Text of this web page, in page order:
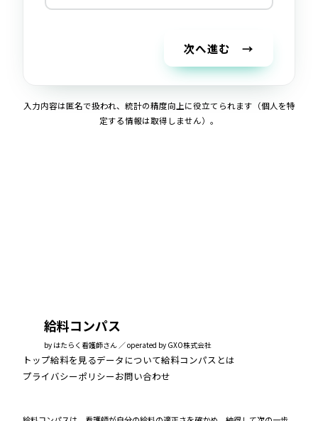
次へ進む →
入力内容は匿名で扱われ、統計の精度向上に役立てられます（個人を特
定する情報は取得しません）。
給料コンパス
by はたらく看護師さん ／ operated by GXO株式会社
トップ給料を見るデータについて給料コンパスとは
プライバシーポリシーお問い合わせ